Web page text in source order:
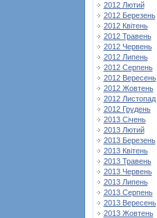
2012 Лютий
2012 Березень
2012 Квітень
2012 Травень
2012 Червень
2012 Липень
2012 Серпень
2012 Вересень
2012 Жовтень
2012 Листопад
2012 Грудень
2013 Січень
2013 Лютий
2013 Березень
2013 Квітень
2013 Травень
2013 Червень
2013 Липень
2013 Серпень
2013 Вересень
2013 Жовтень